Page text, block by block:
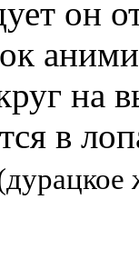
он
на
в